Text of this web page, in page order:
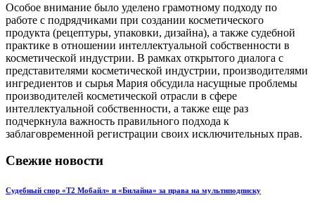
Особое внимание было уделено грамотному подходу по
работе с подрядчиками при создании косметического
продукта (рецептуры, упаковки, дизайна), а также судебной
практике в отношении интеллектуальной собственности в
косметической индустрии. В рамках открытого диалога с
представителями косметической индустрии, производителями
ингредиентов и сырья Мария обсудила насущные проблемы
производителей косметической отрасли в сфере
интеллектуальной собственности, а также еще раз
подчеркнула важность правильного подхода к
заблаговременной регистрации своих исключительных прав.
Свежие новости
Судебный спор «Т2 Мобайл» и «Билайна» за права на мультиподписку